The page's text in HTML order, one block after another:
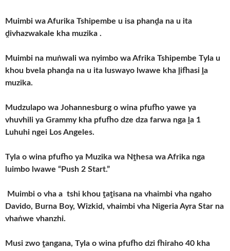
Muimbi wa Afurika Tshipembe u isa phanḓa na u ita
ḓivhazwakale kha muzika .
Muimbi na muṅwali wa nyimbo wa Afrika Tshipembe Tyla u
khou bvela phanḓa na u ita luswayo lwawe kha ḽifhasi ḽa
muzika.
Mudzulapo wa Johannesburg o wina pfufho yawe ya
vhuvhili ya Grammy kha pfufho dze dza farwa nga ḽa 1
Luhuhi ngei Los Angeles.
Tyla o wina pfufho ya Muzika wa Nṱhesa wa Afrika nga
luimbo lwawe “Push 2 Start.”
Muimbi o vha a tshi khou ṱaṱisana na vhaimbi vha ngaho
Davido, Burna Boy, Wizkid, vhaimbi vha Nigeria Ayra Star na
vhaṅwe vhanzhi.
Musi zwo ṱangana, Tyla o wina pfufho dzi fhiraho 40 kha